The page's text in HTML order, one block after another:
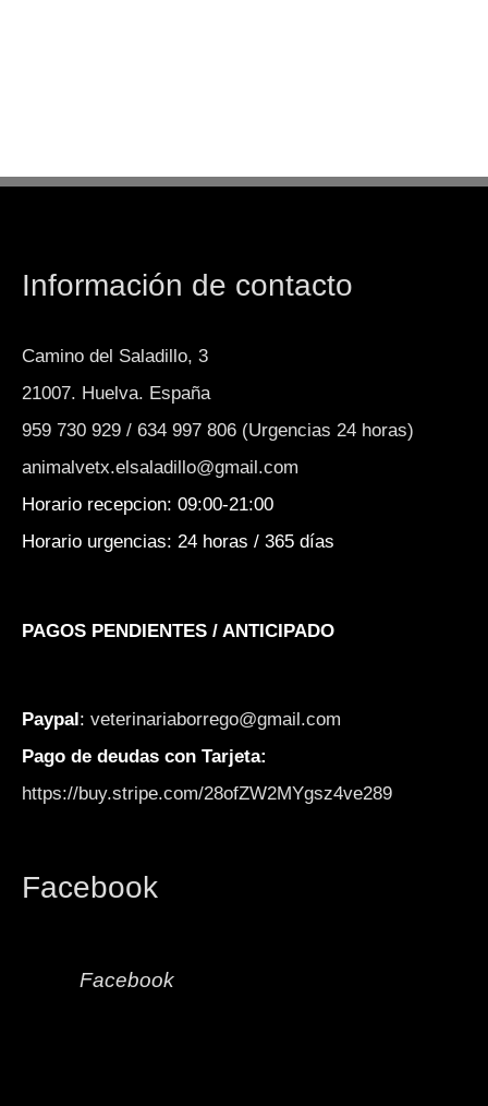
Información de contacto
Camino del Saladillo, 3
21007. Huelva. España
959 730 929 / 634 997 806 (Urgencias 24 horas)
animalvetx.elsaladillo@gmail.com
Horario recepcion: 09:00-21:00
Horario urgencias: 24 horas / 365 días
PAGOS PENDIENTES / ANTICIPADO
Paypal: veterinariaborrego@gmail.com
Pago de deudas con Tarjeta:
https://buy.stripe.com/28ofZW2MYgsz4ve289
Facebook
Facebook